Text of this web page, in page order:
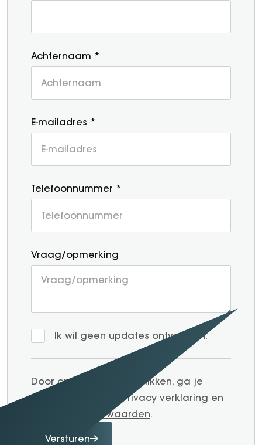
Achternaam *
E-mailadres *
Telefoonnummer *
Vraag/opmerking
Ik wil geen updates ontvangen.
Door op verzenden te klikken, ga je
akkoord met onze
Privacy verklaring en
Algemene voorwaarden.
Versturen